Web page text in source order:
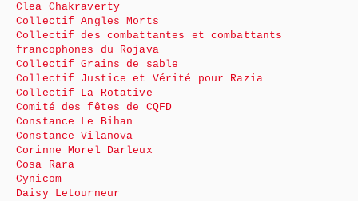
Clea Chakraverty
Collectif Angles Morts
Collectif des combattantes et combattants
francophones du Rojava
Collectif Grains de sable
Collectif Justice et Vérité pour Razia
Collectif La Rotative
Comité des fêtes de CQFD
Constance Le Bihan
Constance Vilanova
Corinne Morel Darleux
Cosa Rara
Cynicom
Daisy Letourneur